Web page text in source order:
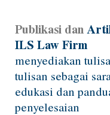
Publikasi dan
ILS Law Firm
menyediakan
tulisan sebagai
edukasi dan
penyelesaian